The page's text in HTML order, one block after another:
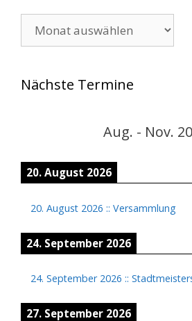
Nächste Termine
Aug. - Nov.
20. August 2026
20. August 2026 :: Versammlung
24. September 2026
24. September 2026 ::
27. September 2026